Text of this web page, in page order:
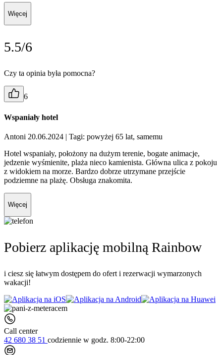
Więcej
5.5/6
Czy ta opinia była pomocna?
6
Wspaniały hotel
Antoni 20.06.2024 | Tagi: powyżej 65 lat, samemu
Hotel wspaniały, położony na dużym terenie, bogate animacje,
jedzenie wyśmienite, plaża nieco kamienista. Główna ulica z pokoju
z widokiem na morze. Bardzo dobrze utrzymane przejście
podziemne na plażę. Obsługa znakomita.
Więcej
Pobierz aplikację mobilną Rainbow
i ciesz się łatwym dostępem do ofert i rezerwacji wymarzonych
wakacji!
Call center
42 680 38 51 codziennie w godz. 8:00-22:00